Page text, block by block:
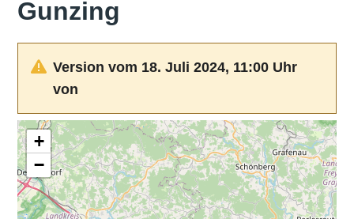
Gunzing
Version vom 18. Juli 2024, 11:00 Uhr
von
+
−